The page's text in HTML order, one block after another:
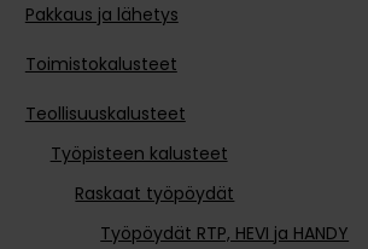
Pakkaus ja lähetys
Toimistokalusteet
Teollisuuskalusteet
Työpisteen kalusteet
Raskaat työpöydät
Työpöydät RTP, HEVI ja HANDY